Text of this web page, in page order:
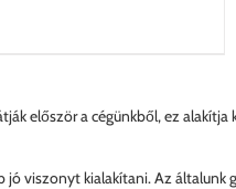
először a cégünkből, ez
viszonyt kialakítani. Az